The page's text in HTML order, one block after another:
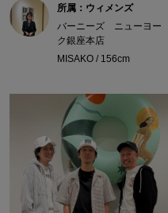
所属：ウィメンズ
バーニーズ ニューヨー
ク銀座本店
MISAKO / 156cm